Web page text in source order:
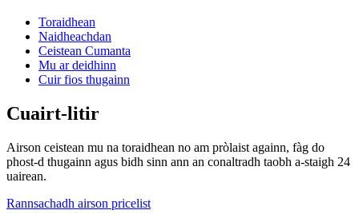
Toraidhean
Naidheachdan
Ceistean Cumanta
Mu ar deidhinn
Cuir fios thugainn
Cuairt-litir
Airson ceistean mu na toraidhean no am pròlaist againn, fàg do
phost-d thugainn agus bidh sinn ann an conaltradh taobh a-staigh 24
uairean.
Rannsachadh airson pricelist